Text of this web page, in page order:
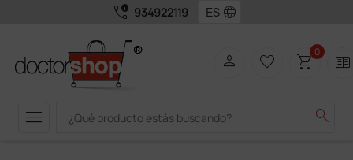
call_quality 934922119 language
menu search
person favorite_border shopping_cart0 two_pager